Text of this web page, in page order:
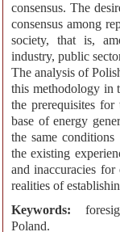
consensus. The
consensus among
society, that is,
industry, public
The analysis of
this methodology in
the prerequisites
base of energy
the same
the existing
and inaccuracies
realities of
Keywords:
Poland.